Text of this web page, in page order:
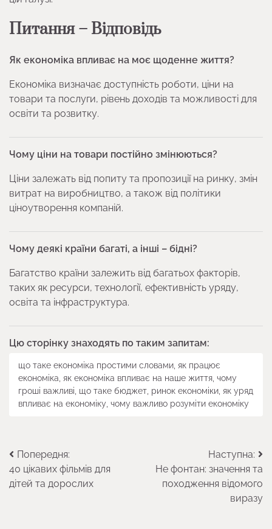
Питання – Відповідь
Як економіка впливає на моє щоденне життя?
Економіка визначає доступність роботи, ціни на
товари та послуги, рівень доходів та можливості для
освіти та розвитку.
Чому ціни на товари постійно змінюються?
Ціни залежать від попиту та пропозиції на ринку, змін
витрат на виробництво, а також від політики
ціноутворення компаній.
Чому деякі країни багаті, а інші – бідні?
Багатство країни залежить від багатьох факторів,
таких як ресурси, технології, ефективність уряду,
освіта та інфраструктура.
Цю сторінку знаходять по таким запитам:
що таке економіка простими словами, як працює
економіка, як економіка впливає на наше життя, чому
гроші важливі, що таке бюджет, ринок економіки, як уряд
впливає на економіку, чому важливо розуміти економіку
Навігація
записів
Попередня:
40 цікавих фільмів для
дітей та дорослих
Наступна:
Не фонтан: значення та
походження відомого
виразу